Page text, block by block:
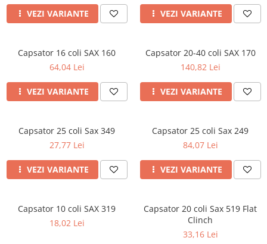
VEZI VARIANTE VEZI VARIANTE
Capsator 16 coli SAX 160
64,04 Lei
VEZI VARIANTE
Capsator 20-40 coli SAX 170
140,82 Lei
VEZI VARIANTE
Capsator 25 coli Sax 349
27,77 Lei
VEZI VARIANTE
Capsator 25 coli Sax 249
84,07 Lei
VEZI VARIANTE
Capsator 10 coli SAX 319
18,02 Lei
Capsator 20 coli Sax 519 Flat
Clinch
33,16 Lei